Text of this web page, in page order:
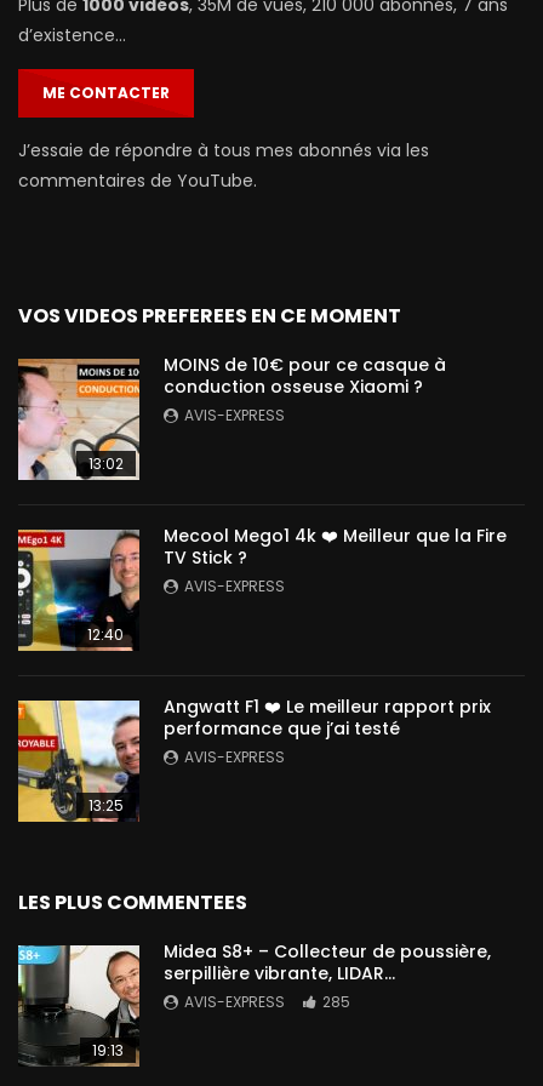
Plus de 1000 vidéos, 35M de vues, 210 000 abonnés, 7 ans
d’existence…
ME CONTACTER
J’essaie de répondre à tous mes abonnés via les
commentaires de YouTube.
VOS VIDEOS PREFEREES EN CE MOMENT
13:02
MOINS de 10€ pour ce casque à
conduction osseuse Xiaomi ?
AVIS-EXPRESS
12:40
Mecool Mego1 4k ❤️ Meilleur que la Fire
TV Stick ?
AVIS-EXPRESS
13:25
Angwatt F1 ❤️ Le meilleur rapport prix
performance que j’ai testé
AVIS-EXPRESS
LES PLUS COMMENTEES
19:13
Midea S8+ – Collecteur de poussière,
serpillière vibrante, LIDAR…
AVIS-EXPRESS 285